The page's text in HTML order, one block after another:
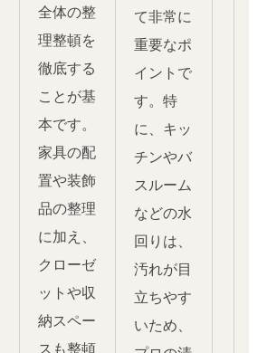
全体の整
理整頓を
徹底する
ことが基
本です。
家具の配
置や装飾
品の整理
に加え、
クローゼ
ットや収
納スペー
スも整頓
て非常に
重要なポ
イントで
す。特
に、キッ
チンやバ
スルーム
などの水
回りは、
汚れが目
立ちやす
いため、